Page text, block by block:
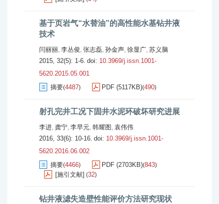
基于页岩气“水替油”的高性能水基钻井液
技术
闫丽丽, 李丛俊, 张志磊, 孙金声, 徐显广, 苏义脑
2015, 32(5): 1-6. doi: 10.3969/j.issn.1001-
5620.2015.05.001
摘要(4487) PDF (5117KB)(490)
射孔完井工况下固井水泥环破坏研究进展
李进, 龚宁, 李早元, 韩耀图 , 袁伟伟
2016, 33(6): 10-16. doi: 10.3969/j.issn.1001-
5620.2016.06.002
摘要(4466) PDF (2703KB)(843)
[施引文献] (32)
钻井液滤失造壁性能评价方法研究现状